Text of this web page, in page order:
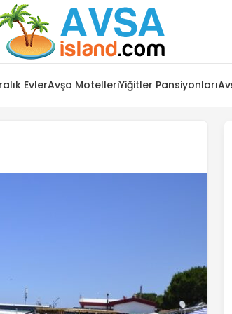
EvlerAvşa MotelleriYiğitler Pansiyonları